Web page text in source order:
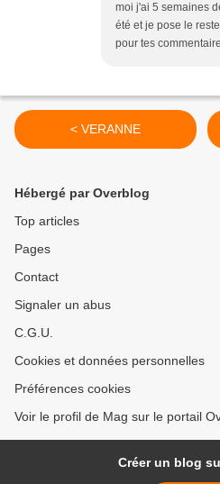
moi j'ai 5 semaines
été et je pose le
pour tes
< VERANNE
Hébergé par Overblog
Top articles
Pages
Contact
Signaler un abus
C.G.U.
Cookies et données personnelles
Préférences cookies
Voir le profil de Mag sur le portail
Créer un blog